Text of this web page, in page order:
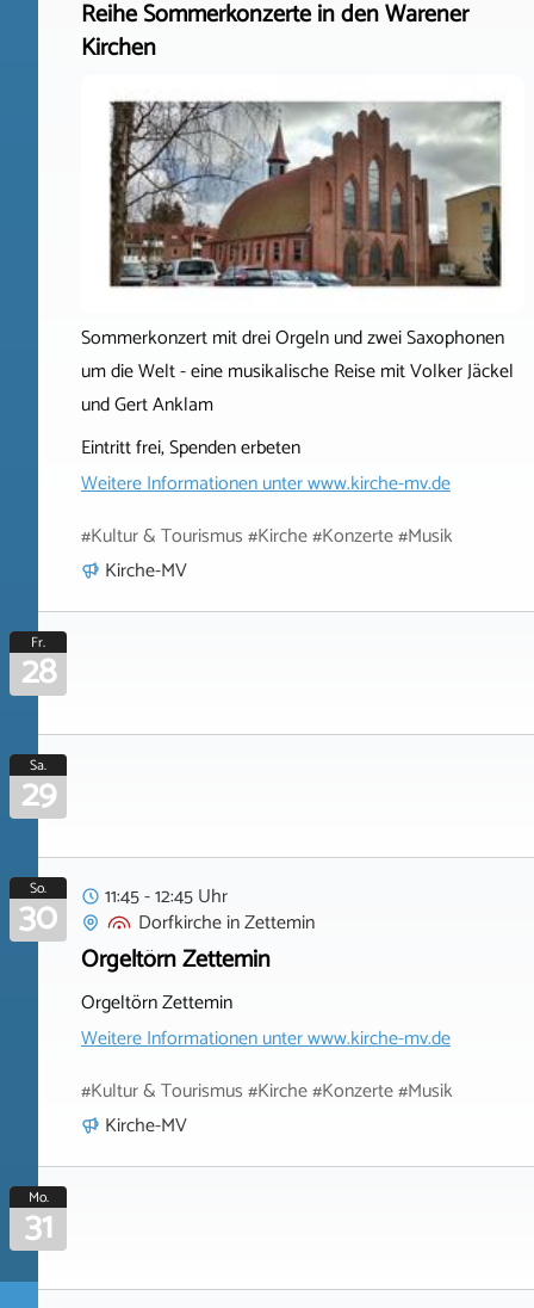
Reihe Sommerkonzerte in den Warener
Kirchen
Sommerkonzert mit drei Orgeln und zwei Saxophonen
um die Welt - eine musikalische Reise mit Volker Jäckel
und Gert Anklam
Eintritt frei, Spenden erbeten
Weitere Informationen unterwww.kirche-mv.de
#Kultur & Tourismus #Kirche #Konzerte #Musik
Kirche-MV
Fr.
28
Sa.
29
So.
30
11:45 - 12:45 Uhr
DorfkircheinZettemin
Orgeltörn Zettemin
Orgeltörn Zettemin
Weitere Informationen unterwww.kirche-mv.de
#Kultur & Tourismus #Kirche #Konzerte #Musik
Kirche-MV
Mo.
31